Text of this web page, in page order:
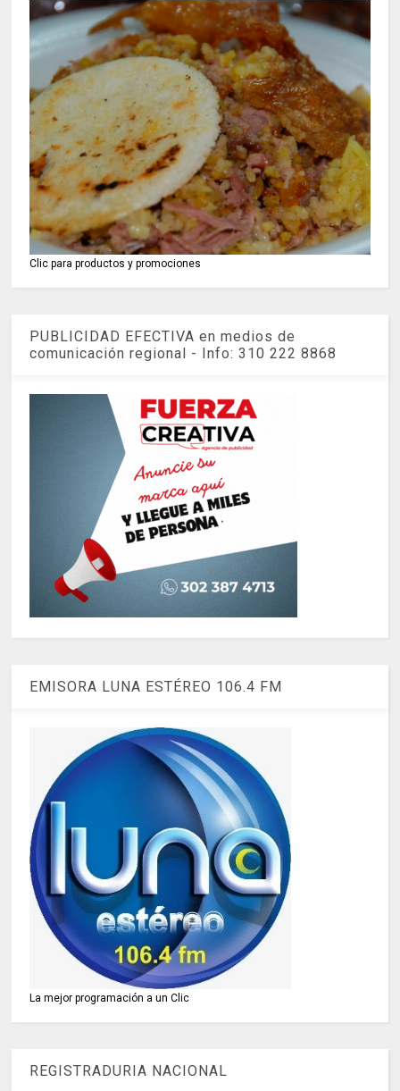
Clic para productos y promociones
PUBLICIDAD EFECTIVA en medios de
comunicación regional - Info: 310 222 8868
EMISORA LUNA ESTÉREO 106.4 FM
La mejor programación a un Clic
REGISTRADURIA NACIONAL